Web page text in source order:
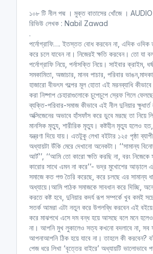
১০৮ টি নীল পদ্ম । মুক্ত বাতাসের খোঁজে ।
রিভিউ লেখক : Nabil Zawad‎
.
পর্নোগ্রাফি…. ইতস্তত বোধ করবেন না, এদিক ওদিক
করে চলে যাবেন না। নিজেরই ক্ষতি করবেন। তো যা
পর্নোগ্রাফি নিয়ে, পর্নাসক্তি নিয়ে। সাইবার ক্রাইম,
সমকামিতা, অজাচার, মানব পাচার, পরিবার
হাজারো বীভৎস গল্পের মূল হোতা এই মরনব্যাধি
করা নিষ্পাপ চেহারাগুলোকে চুপেচুপে স্রেফ গিলে ফেলছে
ব্যক্তি-পরিবার-সমাজ কীভাবে এই নীল দুনিয়ার
অক্সিজেনের অভাবে হাঁসফাঁস করে ডুবে মরছে তা নিয়ে
মানসিক মৃত্যু, শারীরিক মৃত্যু। কষ্টহীন মৃত্যু হলেও
যন্ত্রণা দিয়ে যায়। এতটুকু লেখা বইটার ১২৫ পৃষ্ঠা ব্যাপী
অধ্যায়টা উঁকি মেরে দেখানো অনেকটা। ‘‘সামান্য
আর্ট’’, ‘‘আমি তো কারো ক্ষতি করছি না, বরং
কারোর সাথে এমন না করে’’- ভদ্র মুখোশের আড়ালে
সমাজে কত পশু তৈরি করেছে, করে চলছে এর সামান্য
অধ্যায়ে।আমি পাঠক সমাজকে সাবধান করে দিচ্ছি,
করতে কষ্ট হবে, দুনিয়ার কদর্য রূপ সম্পর্কে খুব কমই
সতর্ক আমরা এটা নতুন করে উপলব্ধি করবেন এই
করে মাঝপথে এসে দম বন্ধ হয়ে আসছে বলে মনে
না। আপনি মুখ লুকালেও সত্য কখনো বদলাবে না, সব
আপনাআপনি ঠিক হয়ে যাবে না। তাহলে কী করবেন?
পেজ ধরে লিখা ‘বৃত্তের বাইরে’ অধ্যায়টি